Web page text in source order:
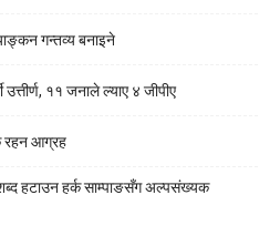
गन्तव्य बनाइने
११ जनाले ल्याए ४ जीपीए
रहन आग्रह
हटाउन हर्क साम्पाङसँग अल्पसंख्यक